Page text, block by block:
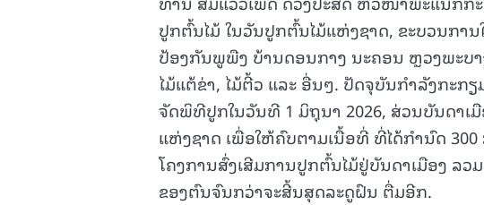
ປູກຕົ້ນໄມ້ ໃນວັນປູກຕົ້ນໄມ້ແຫ່ງຊາດ, ຂະບວນກາ
ປ້ອງກັນພູພືງ ບ້ານດອນກາງ ນະຄອນ ຫຼວງພະບາ
ໄມ້ແຕ້ຂ່າ, ໄມ້ຕີ້ວ ແລະ ອື່ນໆ. ປັດຈຸບັນກໍາລັງກະ
ຈັດພິທີປູກໃນວັນທີ 1 ມິຖຸນາ 2026, ສ່ວນບັນດາເ
ແຫ່ງຊາດ ເພື່ອໃຫ້ຄົບຕາມເນື້ອທີ່ ທີ່ໄດ້ກໍານົດ
ໂຄງການສົ່ງເສີມການປູກຕົ້ນໄມ້ຢູ່ບັນດາເມືອງ ລ
ຂອງຕົນຈົນກວ່າຈະສີ້ນສຸດລະດູຝົນ ຕື່ມອີກ.